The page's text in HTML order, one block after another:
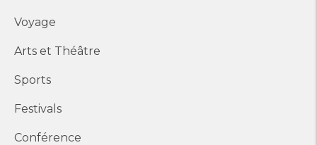
Voyage
Arts et Théâtre
Sports
Festivals
Conférence